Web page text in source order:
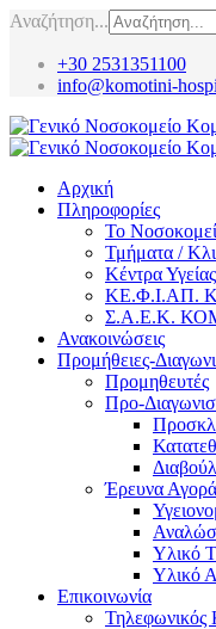
Αναζήτηση...
+30 2531351100
info@komotini-
Αρχική
Πληροφορίες
Το
Τμήματα /
Κέντρα
ΚΕ.Φ.Ι.ΑΠ.
Σ.Α.Ε.Κ.
Ανακοινώσεις
Προμήθειες-
Προμηθευτές
Προ-
Έρευνα
Υλικό
Υλικό
Επικοινωνία
Τηλεφωνικός